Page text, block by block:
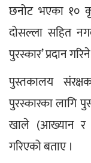
छनोट भएका १०
दोसल्ला सहित
पुरस्कार’ प्रदान
पुस्तकालय
पुरस्कारका लागि
खाले (आख्यान र
गरिएको बताए ।